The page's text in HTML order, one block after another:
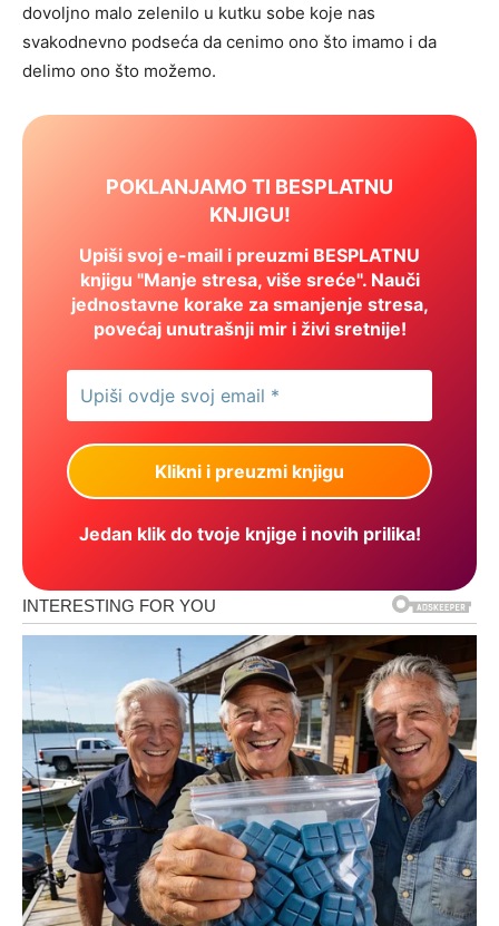
dovoljno malo zelenilo u kutku sobe koje nas
svakodnevno podseća da cenimo ono što imamo i da
delimo ono što možemo.
POKLANJAMO TI BESPLATNU
KNJIGU!
Upiši svoj e-mail i preuzmi BESPLATNU
knjigu "Manje stresa, više sreće". Nauči
jednostavne korake za smanjenje stresa,
povećaj unutrašnji mir i živi sretnije!
Jedan klik do tvoje knjige i novih prilika!